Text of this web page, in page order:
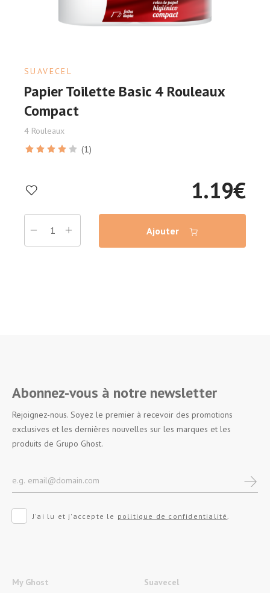
SUAVECEL
Papier Toilette Basic 4 Rouleaux
Compact
4 Rouleaux
(1)
1.19€
Ajouter
Abonnez-vous à notre newsletter
Rejoignez-nous. Soyez le premier à recevoir des promotions
exclusives et les dernières nouvelles sur les marques et les
produits de Grupo Ghost.
J'ai lu et j'accepte le politique de confidentialité
My Ghost Suavecel